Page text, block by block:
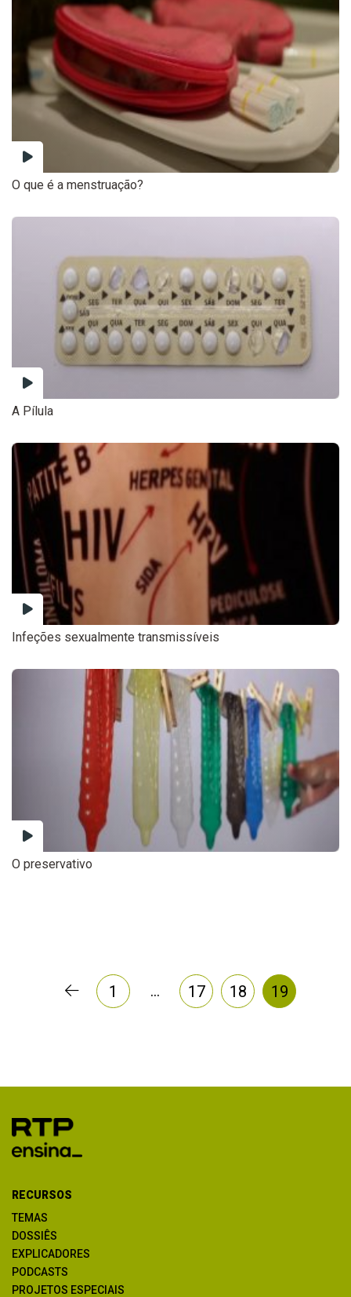
O que é a menstruação?
A Pílula
Infeções sexualmente transmissíveis
O preservativo
1 … 17 18 19
RECURSOS
TEMAS
DOSSIÊS
EXPLICADORES
PODCASTS
PROJETOS ESPECIAIS